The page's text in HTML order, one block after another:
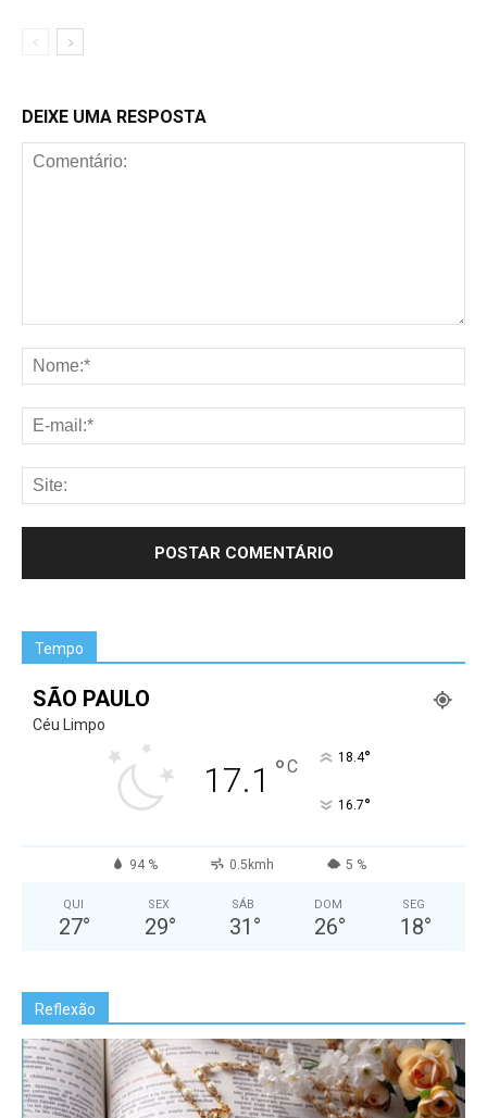
DEIXE UMA RESPOSTA
Tempo
SÃO PAULO
Céu Limpo
17.1 °C 18.4°
16.7°
94 % 0.5kmh 5 %
QUI
27°
SEX
29°
SÁB
31 °
DOM
26°
SEG
18°
Reflexão